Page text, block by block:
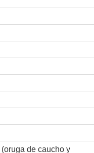
de caucho y